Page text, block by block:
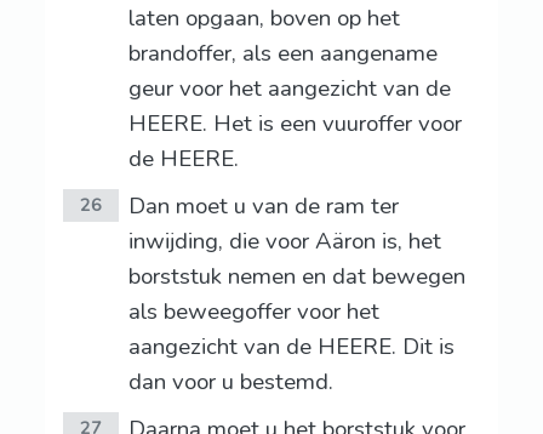
laten opgaan, boven op het
brandoffer, als een aangename
geur voor het aangezicht van de
HEERE. Het is een vuuroffer voor
de HEERE.
26
Dan moet u van de ram ter
inwijding, die voor Aäron is, het
borststuk nemen en dat bewegen
als beweegoffer voor het
aangezicht van de HEERE. Dit is
dan voor u bestemd.
27